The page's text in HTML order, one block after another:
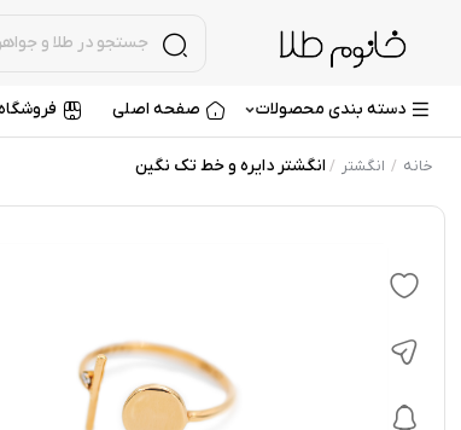
دسته بندی محصولات صفحه اصلی
خانه / انگشتر / انگشتر دایره و خط تک نگین